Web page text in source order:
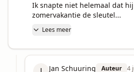
Ik snapte niet helemaal dat
zomervakantie de sleutel...
Lees meer
Jan Schuuring Auteur 4